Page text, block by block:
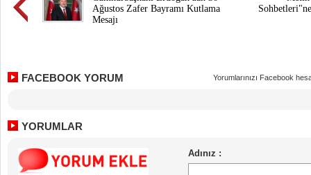
Ağustos Zafer Bayramı Kutlama
Mesajı
FACEBOOK YORUM Yorumlarınızı Facebook
YORUMLAR